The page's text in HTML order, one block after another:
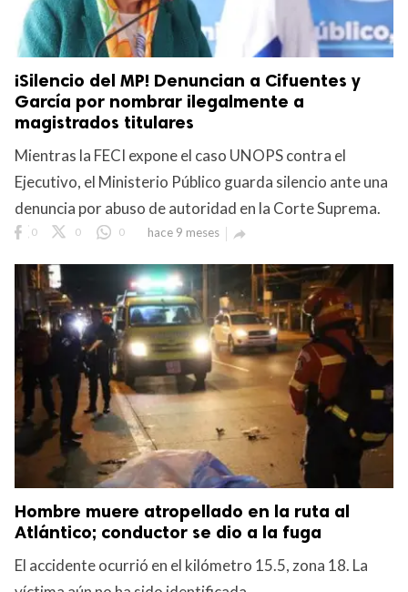
¡Silencio del MP! Denuncian a Cifuentes y
García por nombrar ilegalmente a
magistrados titulares
Mientras la FECI expone el caso UNOPS contra el
Ejecutivo, el Ministerio Público guarda silencio ante una
denuncia por abuso de autoridad en la Corte Suprema.
0 0 0 hace 9 meses 
Hombre muere atropellado en la ruta al
Atlántico; conductor se dio a la fuga
El accidente ocurrió en el kilómetro 15.5, zona 18. La